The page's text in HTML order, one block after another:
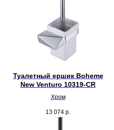
Туалетный ершик Boheme
New Venturo 10319-CR
Хром
13 074 р.